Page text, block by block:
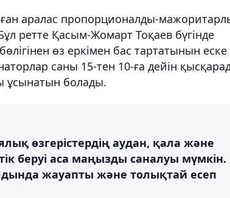
аралас пропорционалды-
ретте Қасым-Жомарт Тоқаев бүгінде
бөлігінен өз еркімен бас тартатынын еске
саны 15-тен 10-ға дейін
ұсынатын болады.
өзгерістердің аудан, қала және
беруі аса маңызды саналуы мүмкін.
жауапты және толықтай есеп